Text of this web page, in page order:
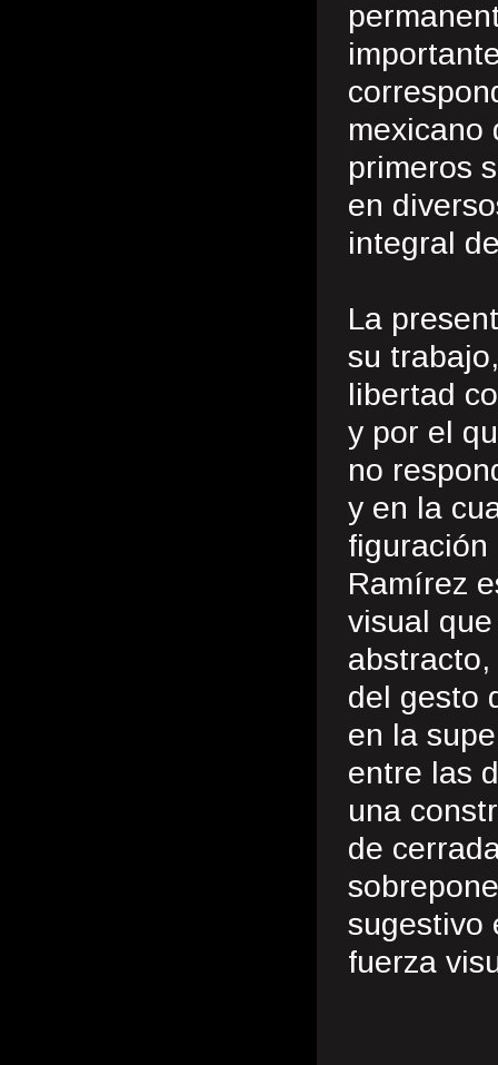
primeros
en
integral
La
su
libertad
y por el
no
y en la
Ramírez
visual
del gesto
en la
entre las
una
de
sugestivo
fuerza